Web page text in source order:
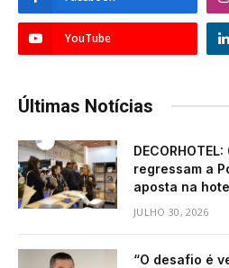
YouTube
Últimas Notícias
regressam a
aposta na
JULHO 30, 2026
“O desafio é